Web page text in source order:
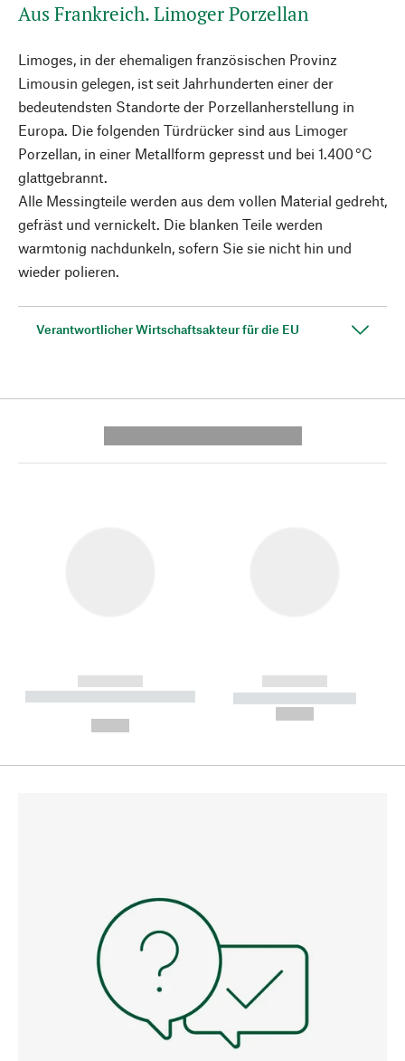
Aus Frankreich. Limoger Porzellan
Limoges, in der ehemaligen französischen Provinz
Limousin gelegen, ist seit Jahrhunderten einer der
bedeutendsten Standorte der Porzellanherstellung in
Europa. Die folgenden Türdrücker sind aus Limoger
Porzellan, in einer Metallform gepresst und bei 1.400 °C
glattgebrannt.
Alle Messingteile werden aus dem vollen Material gedreht,
gefräst und vernickelt. Die blanken Teile werden
warmtonig nachdunkeln, sofern Sie sie nicht hin und
wieder polieren.
Verantwortlicher Wirtschaftsakteur für die EU
------------
----------- ----------- --------
------------
----------- -----------